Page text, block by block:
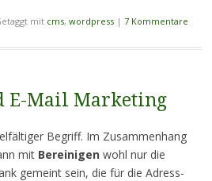
mit cms, wordpress | 7 Kommentare
E-Mail Marketing
Begriff. Im Zusammenhang
mit Bereinigenwohl nur die
gemeint sein, die für die Adress-